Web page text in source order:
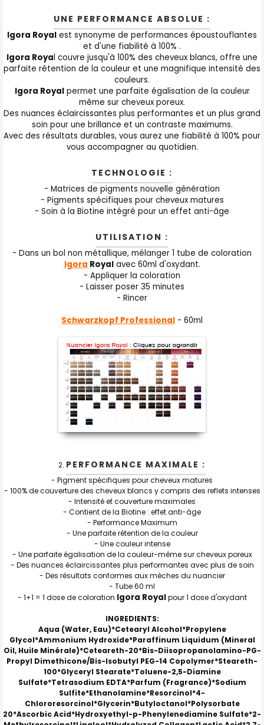
UNE PERFORMANCE ABSOLUE :
Igora Royal est synonyme de performances époustouflantes
et d'une fiabilité à 100% .
Igora Royal couvre jusqu'à 100% des cheveux blancs, offre une
parfaite rétention de la couleur et une magnifique intensité des
couleurs.
Igora Royalpermet une parfaite égalisation de la couleur
même sur cheveux poreux.
Des nuances éclaircissantes plus performantes et un plus grand
soin pour une brillance et un contraste maximums.
Avec des résultats durables, vous aurez une fiabilité à 100% pour
vous accompagner au quotidien.
TECHNOLOGIE :
- Matrices de pigments nouvelle génération
- Pigments spécifiques pour cheveux matures
- Soin à la Biotine intégré pour un effet anti-âge
UTILISATION :
- Dans un bol non métallique, mélanger 1 tube de coloration
Igora Royalavec 60ml d'oxydant.
- Appliquer la coloration
- Laisser poser 35 minutes
- Rincer
Schwarzkopf Professional - 60ml
PERFORMANCE MAXIMALE :
- Pigment spécifiques pour cheveux matures
- 100% de couverture des cheveux blancs y compris des reflets intenses
- Intensité et couverture maximales
- Contient de la Biotine : effet anti-âge
- Performance Maximum
- Une parfaite rétention de la couleur
- Une couleur intense
- Une parfaite égalisation de la couleur-même sur cheveux poreux
- Des nuances éclaircissantes plus performantes avec plus de soin
- Des résultats conformes aux mèches du nuancier
- Tube 60 ml
- 1+1 = 1 dose de coloration Igora Royalpour 1 dose d'oxydant
INGREDIENTS:
Aqua (Water, Eau)*Cetearyl Alcohol*Propylene
Glycol*Ammonium Hydroxide*Paraffinum Liquidum (Mineral
Oil, Huile Minérale)*Ceteareth-20*Bis-Diisopropanolamino-PG-
Propyl Dimethicone/Bis-Isobutyl PEG-14 Copolymer*Steareth-
100*Glyceryl Stearate*Toluene-2,5-Diamine
Sulfate*Tetrasodium EDTA*Parfum (Fragrance)*Sodium
Sulfite*Ethanolamine*Resorcinol*4-
Chlororesorcinol*Glycerin*Butyloctanol*Polysorbate
20*Ascorbic Acid*Hydroxyethyl-p-Phenylenediamine Sulfate*2-